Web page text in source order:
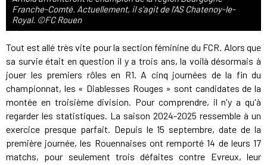
Franche-Comté. Actuellement, il s'agit de l'AS Chatenoy-le-
Royal. ©FC Rouen
Tout est allé très vite pour la section féminine du FCR. Alors que
sa survie était en question il y a trois ans, la voilà désormais à
jouer les premiers rôles en R1. A cinq journées de la fin du
championnat, les « Diablesses Rouges » sont candidates de la
montée en troisième division. Pour comprendre, il n'y a qu'à
regarder les statistiques. La saison 2024-2025 ressemble à un
exercice presque parfait. Depuis le 15 septembre, date de la
première journée, les Rouennaises ont remporté 14 de leurs 17
matchs, pour seulement trois défaites contre Evreux, leur